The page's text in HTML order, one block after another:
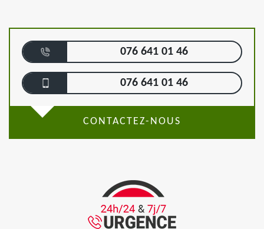
076 641 01 46
076 641 01 46
CONTACTEZ-NOUS